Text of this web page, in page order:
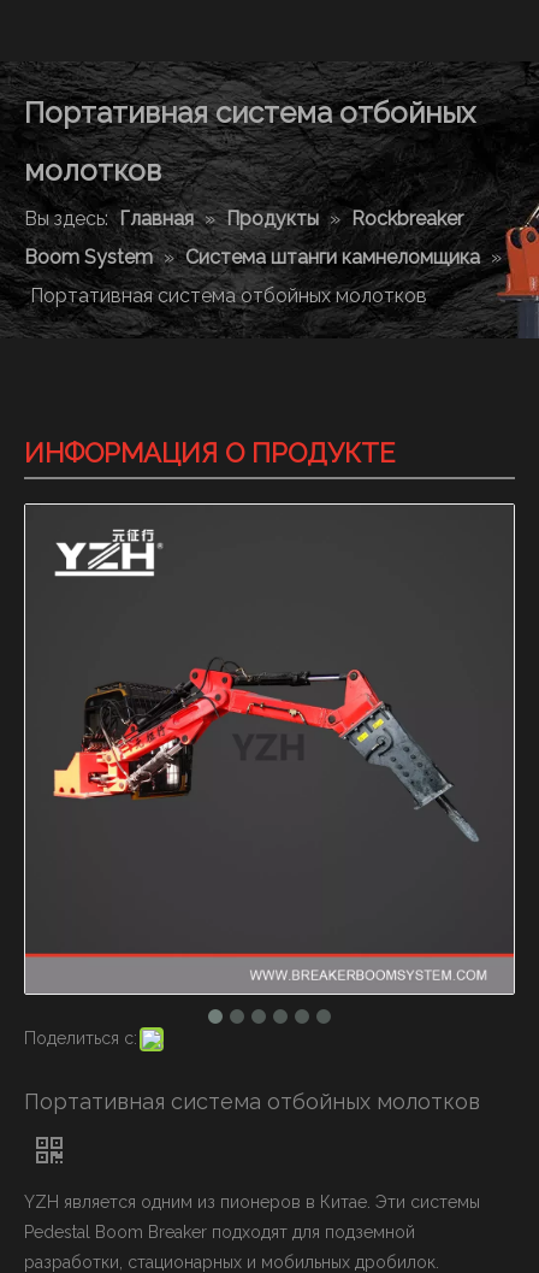
Портативная система отбойных
молотков
Вы здесь: Главная » Продукты » Rockbreaker
Boom System » Система штанги камнеломщика »
Портативная система отбойных молотков
ИНФОРМАЦИЯ О ПРОДУКТЕ
Поделиться с:
Портативная система отбойных молотков
YZH является одним из пионеров в Китае. Эти системы
Pedestal Boom Breaker подходят для подземной
разработки, стационарных и мобильных дробилок.